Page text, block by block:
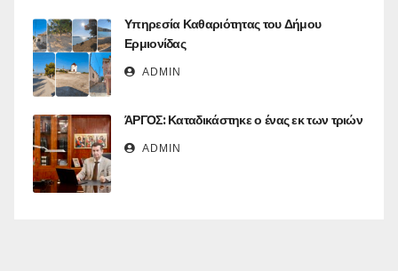
Υπηρεσία Καθαριότητας του Δήμου
Ερμιονίδας
ADMIN
ΆΡΓΟΣ: Καταδικάστηκε ο ένας εκ των τριών
ADMIN